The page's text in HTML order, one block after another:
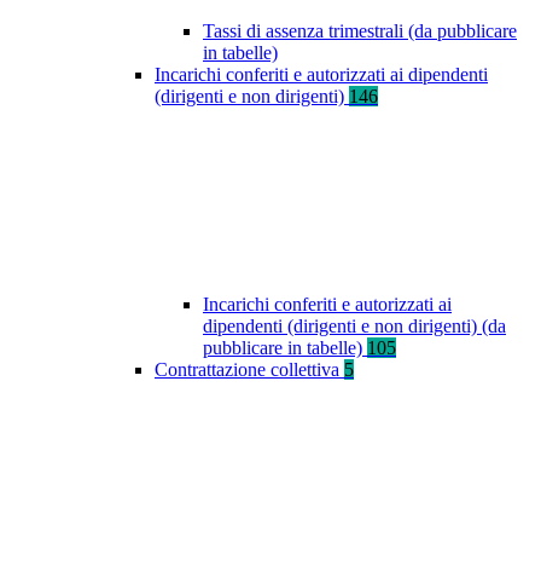
Tassi di assenza trimestrali (da pubblicare
in tabelle)
Incarichi conferiti e autorizzati ai dipendenti
(dirigenti e non dirigenti) 146
Incarichi conferiti e autorizzati ai
dipendenti (dirigenti e non dirigenti) (da
pubblicare in tabelle) 105
Contrattazione collettiva 5